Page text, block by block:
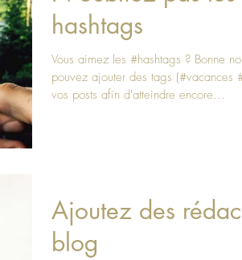
hashtags
Vous aimez les #hashtags ? Bonne
pouvez ajouter des tags (#vacances
vos posts afin d'atteindre encore...
Ajoutez des
blog